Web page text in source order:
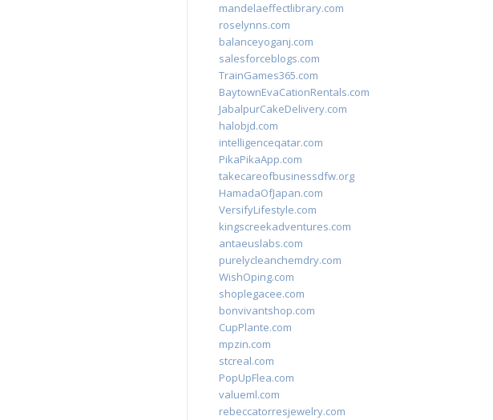
mandelaeffectlibrary.com
roselynns.com
balanceyoganj.com
salesforceblogs.com
TrainGames365.com
BaytownEvaCationRentals.com
JabalpurCakeDelivery.com
halobjd.com
intelligenceqatar.com
PikaPikaApp.com
takecareofbusinessdfw.org
HamadaOfJapan.com
VersifyLifestyle.com
kingscreekadventures.com
antaeuslabs.com
purelycleanchemdry.com
WishOping.com
shoplegacee.com
bonvivantshop.com
CupPlante.com
mpzin.com
stcreal.com
PopUpFlea.com
valueml.com
rebeccatorresjewelry.com